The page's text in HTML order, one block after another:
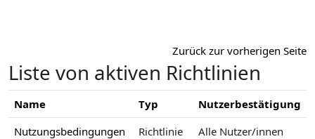
Zurück zur vorherigen Seite
Liste von aktiven Richtlinien
Name Typ
Nutzerbestätigung
Nutzungsbedingungen
Richtlinie
Alle Nutzer/innen